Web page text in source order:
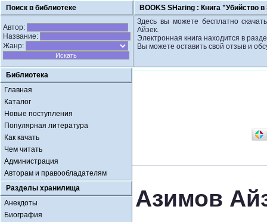
Поиск в библиотеке BOOKS SHaring : Книга "Убийство
Автор:
Название:
Жанр:
Здесь вы можете бесплатно
Айзек.
Электронная книга находится в
Вы можете оставить свой отзыв и
Библиотека
Главная
Каталог
Новые поступления
Популярная литература
Как качать
Чем читать
Администрация
Авторам и правообладателям
Разделы хранилища
Анекдоты
Биография
Азимов